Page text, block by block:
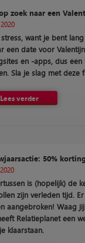
zoek naar een
stress, want je bent
een date voor
en -apps, dus
Sla je slag met deze
Lees verder
50%
is (hopelijk) de
zijn verleden tijd.
aangebroken! Waag
Relatieplanet een
klaarstaan.